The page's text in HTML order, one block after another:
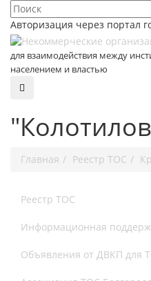
Авторизация через портал
для взаимодействия между
населением и властью
Главная Реестр ТОС
Реестр ТОС
Информационная
Объявления от ДВКП для